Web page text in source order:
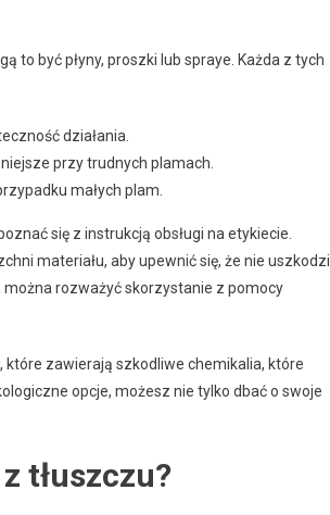
to być płyny, proszki lub spraye. Każda z tych
działania.
przy trudnych plamach.
małych plam.
się z instrukcją obsługi na etykiecie.
materiału, aby upewnić się, że nie uszkodzi
można rozważyć skorzystanie z pomocy
które zawierają szkodliwe chemikalia, które
opcje, możesz nie tylko dbać o swoje
tłuszczu?